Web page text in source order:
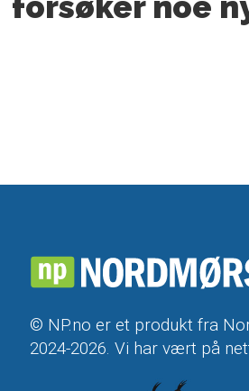
© NP.no er et produkt fra
2024-2026. Vi har vært på